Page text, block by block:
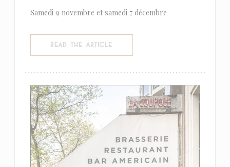
Samedi 9 novembre et samedi 7 décembre
READ THE ARTICLE